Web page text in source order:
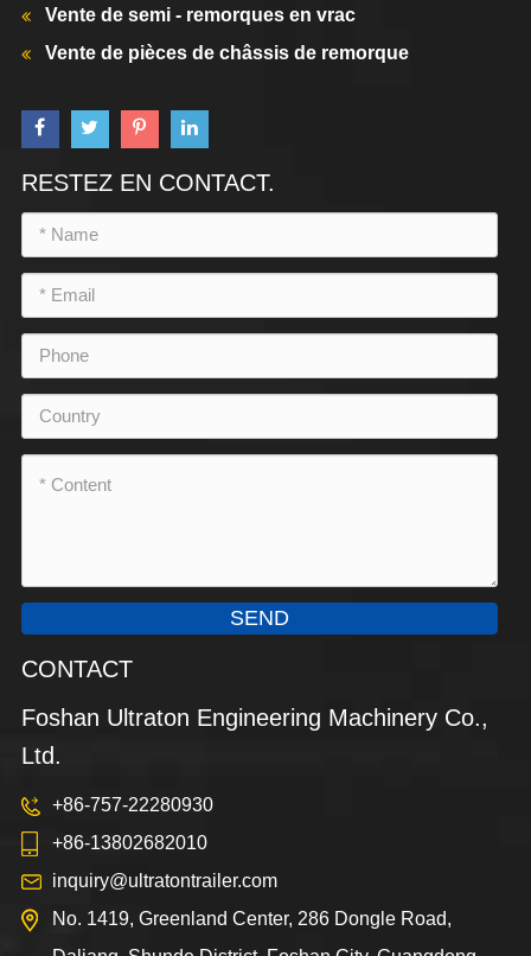
Vente de semi - remorques en vrac
Vente de pièces de châssis de remorque
RESTEZ EN CONTACT.
SEND
CONTACT
Foshan Ultraton Engineering Machinery Co.,
Ltd.
+86-757-22280930
+86-13802682010
inquiry@ultratontrailer.com
No. 1419, Greenland Center, 286 Dongle Road,